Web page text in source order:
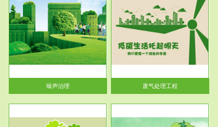
噪声治理
服务范围
废气处理工程
废气处理工程